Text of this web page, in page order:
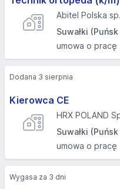
Abitel Polska
Suwałki
umowa o pracę
Kierowca CE
HRX POLAND
Suwałki
umowa o pracę
Dodana 3 sierpnia
Wygasa za 3 dni